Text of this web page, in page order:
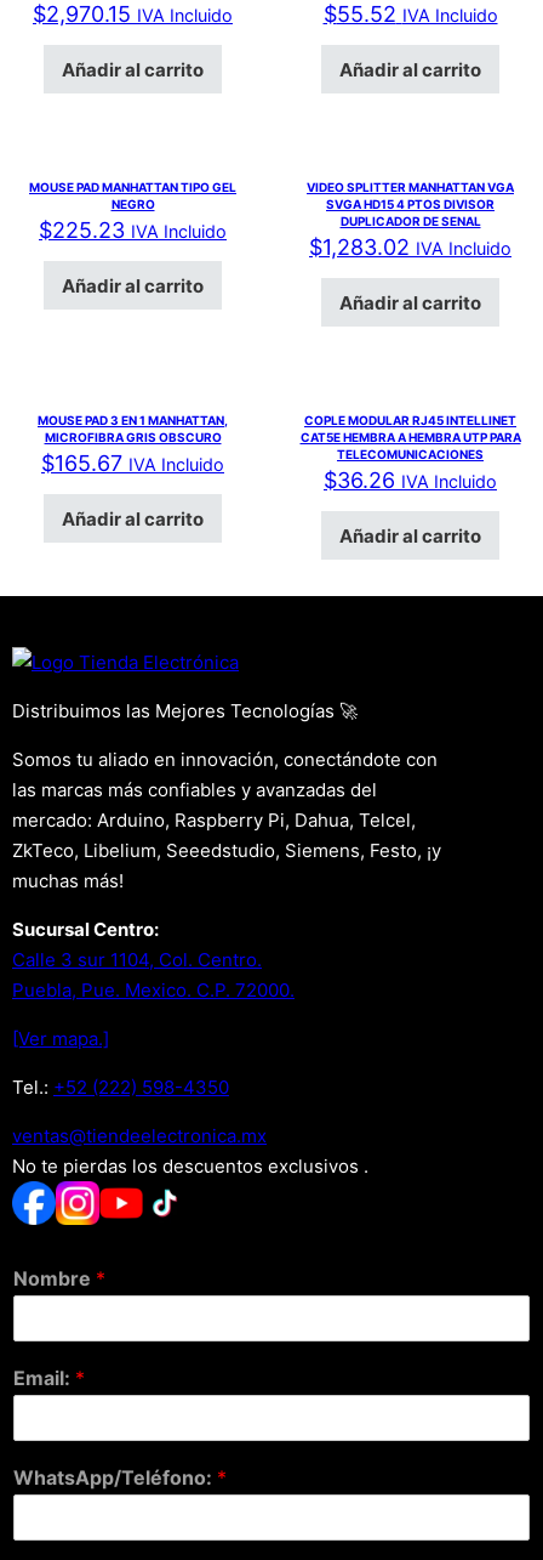
$2,970.15 IVA Incluido
Añadir al carrito
$55.52 IVA Incluido
Añadir al carrito
MOUSE PAD MANHATTAN TIPO GEL
NEGRO
$225.23 IVA Incluido
Añadir al carrito
VIDEO SPLITTER MANHATTAN VGA
SVGA HD15 4 PTOS DIVISOR
DUPLICADOR DE SENAL
$1,283.02 IVA Incluido
Añadir al carrito
MOUSE PAD 3 EN 1 MANHATTAN,
MICROFIBRA GRIS OBSCURO
$165.67 IVA Incluido
Añadir al carrito
COPLE MODULAR RJ45 INTELLINET
CAT5E HEMBRA A HEMBRA UTP PARA
TELECOMUNICACIONES
$36.26 IVA Incluido
Añadir al carrito
Distribuimos las Mejores Tecnologías 🚀
Somos tu aliado en innovación, conectándote con
las marcas más confiables y avanzadas del
mercado: Arduino, Raspberry Pi, Dahua, Telcel,
ZkTeco, Libelium, Seeedstudio, Siemens, Festo, ¡y
muchas más!
Sucursal Centro:
Calle 3 sur 1104, Col. Centro.
Puebla, Pue. Mexico. C.P. 72000.
[Ver mapa.]
Tel.: +52 (222) 598-4350
xm.acinortceleedneit@satnev
No te pierdas los descuentos exclusivos .
Nombre *
Email: *
WhatsApp/Teléfono: *